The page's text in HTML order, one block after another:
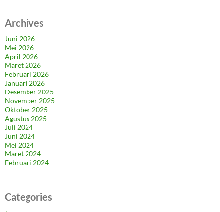
Archives
Juni 2026
Mei 2026
April 2026
Maret 2026
Februari 2026
Januari 2026
Desember 2025
November 2025
Oktober 2025
Agustus 2025
Juli 2024
Juni 2024
Mei 2024
Maret 2024
Februari 2024
Categories